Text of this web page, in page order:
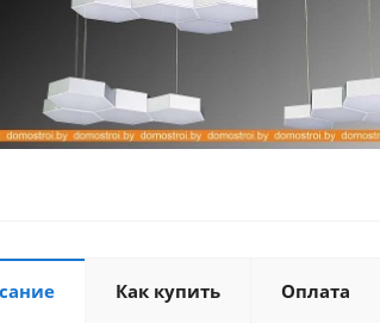
Как купить Оплата